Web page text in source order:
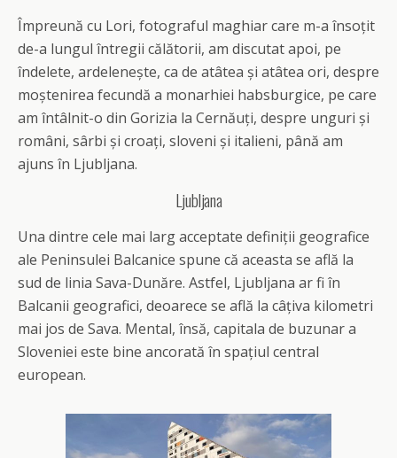
Împreună cu Lori, fotograful maghiar care m-a însoțit
de-a lungul întregii călătorii, am discutat apoi, pe
îndelete, ardelenește, ca de atâtea și atâtea ori, despre
moștenirea fecundă a monarhiei habsburgice, pe care
am întâlnit-o din Gorizia la Cernăuți, despre unguri și
români, sârbi și croați, sloveni și italieni, până am
ajuns în Ljubljana.
Ljubljana
Una dintre cele mai larg acceptate definiții geografice
ale Peninsulei Balcanice spune că aceasta se află la
sud de linia Sava-Dunăre. Astfel, Ljubljana ar fi în
Balcanii geografici, deoarece se află la câțiva kilometri
mai jos de Sava. Mental, însă, capitala de buzunar a
Sloveniei este bine ancorată în spațiul central
european.